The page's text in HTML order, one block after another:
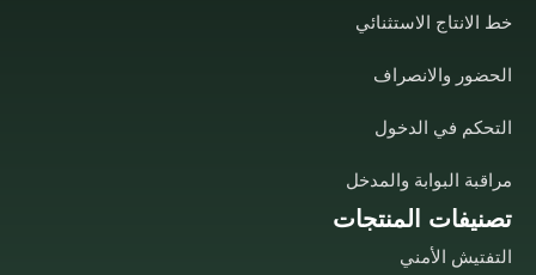
تصنيفات المنتجات
التفتيش الأمني
خط الانتاج الاستثنائي
الحضور والانصراف
التحكم في الدخول
مراقبة البوابة والمدخل